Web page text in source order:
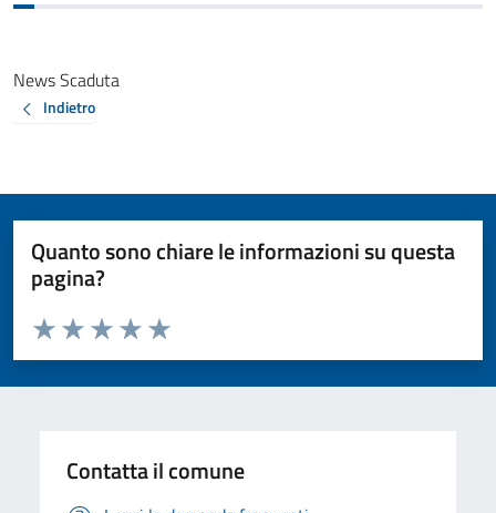
News Scaduta
Indietro
Quanto sono chiare le informazioni su questa
pagina?
Valuta da 1 a 5 stelle la pagina
Valuta 5 stelle su 5
Valuta 4 stelle su 5
Valuta 3 stelle su 5
Valuta 2 stelle su 5
Valuta 1 stelle su 5
Contatta il comune